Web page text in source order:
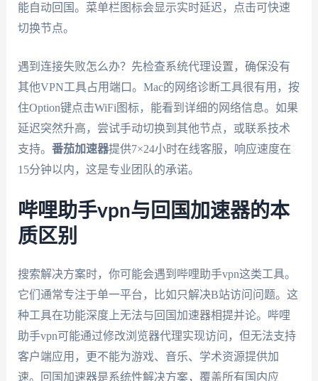
能自动回国。菜单栏图标会显示实时延迟，点击可快速
切换节点。
遇到连接失败怎么办？先检查系统代理设置，确保没有
其他VPN工具占用端口。Mac的网络诊断工具很有用，按
住Option键点击WiFi图标，能看到详细的网络信息。如果
延迟突然升高，尝试手动切换到其他节点，或联系技术
支持。 番茄加速器提供7×24小时在线客服，响应速度在
15分钟以内，这是专业团队的承诺。
哔哩助手vpn与回国加速器的本
质区别
搜索解决方案时，你可能会遇到哔哩助手vpn这类工具。
它们通常专注于单一平台，比如只解决B站访问问题。这
种工具在功能深度上无法与回国加速器相提并论。哔哩
助手vpn可能通过修改浏览器代理实现访问，但无法支持
客户端应用，更不能为游戏、音乐、学术资源提供加
速。回国加速器是系统性解决方案，覆盖所有国内应